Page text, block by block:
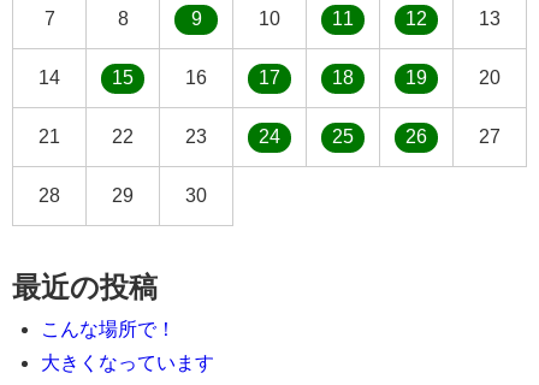
7 8 9 10 11 12 13
14 15 16 17 18 19 20
21 22 23 24 25 26 27
28 29 30
最近の投稿
こんな場所で！
大きくなっています